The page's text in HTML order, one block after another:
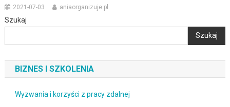
2021-07-03 aniaorganizuje.pl
Szukaj
Szukaj
BIZNES I SZKOLENIA
Wyzwania i korzyści z pracy zdalnej